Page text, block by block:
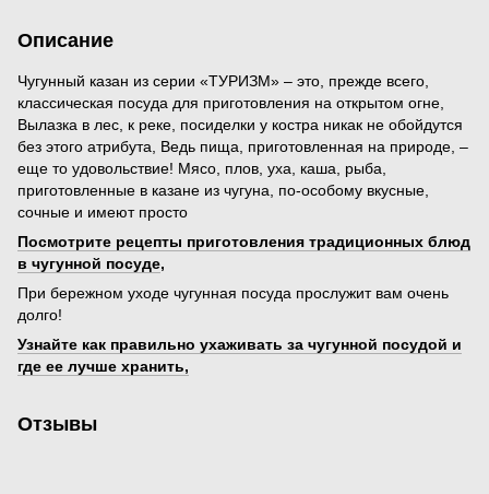
Описание
Чугунный казан из серии «ТУРИЗМ» – это, прежде всего,
классическая посуда для приготовления на открытом огне,
Вылазка в лес, к реке, посиделки у костра никак не обойдутся
без этого атрибута, Ведь пища, приготовленная на природе, –
еще то удовольствие! Мясо, плов, уха, каша, рыба,
приготовленные в казане из чугуна, по-особому вкусные,
сочные и имеют просто
Посмотрите рецепты приготовления традиционных блюд
в чугунной посуде,
При бережном уходе чугунная посуда прослужит вам очень
долго!
Узнайте как правильно ухаживать за чугунной посудой и
где ее лучше хранить,
Отзывы